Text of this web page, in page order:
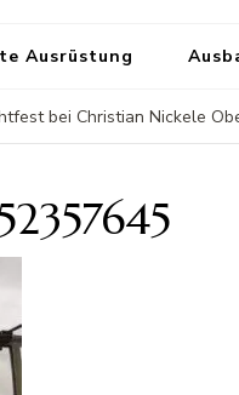
Ausrüstung
bei Christian Nickele